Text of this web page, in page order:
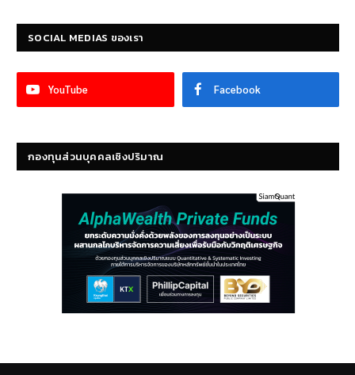
SOCIAL MEDIAS ของเรา
YouTube Facebook
กองทุนส่วนบุคคลเชิงปริมาณ